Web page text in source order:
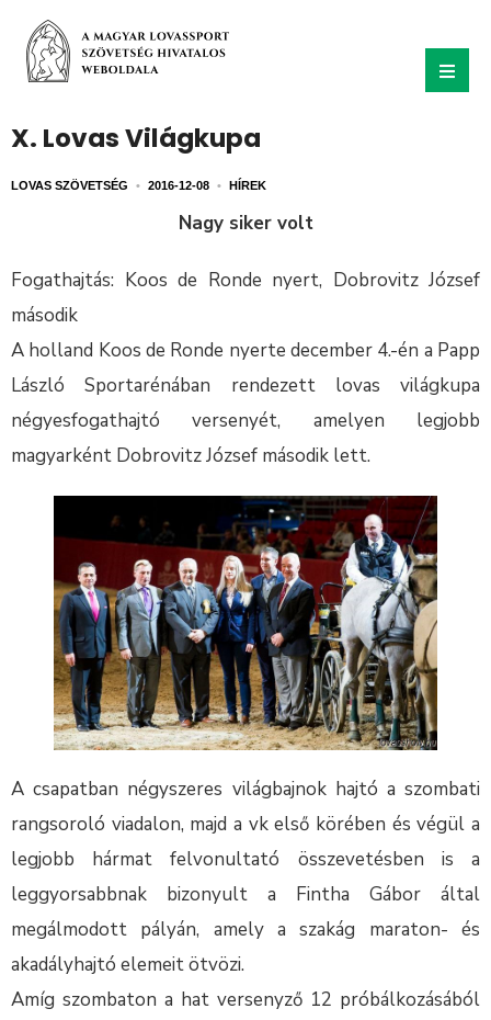
X. Lovas Világkupa
LOVAS SZÖVETSÉG • 2016-12-08 • HÍREK
Nagy siker volt
Fogathajtás: Koos de Ronde nyert, Dobrovitz József
második
A holland Koos de Ronde nyerte december 4.-én a Papp
László Sportarénában rendezett lovas világkupa
négyesfogathajtó versenyét, amelyen legjobb
magyarként Dobrovitz József második lett.
A csapatban négyszeres világbajnok hajtó a szombati
rangsoroló viadalon, majd a vk első körében és végül a
legjobb hármat felvonultató összevetésben is a
leggyorsabbnak bizonyult a Fintha Gábor által
megálmodott pályán, amely a szakág maraton- és
akadályhajtó elemeit ötvözi.
Amíg szombaton a hat versenyző 12 próbálkozásából